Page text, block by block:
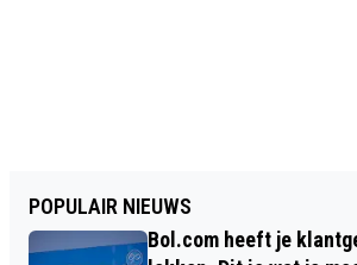
POPULAIR NIEUWS
Bol.com heeft je